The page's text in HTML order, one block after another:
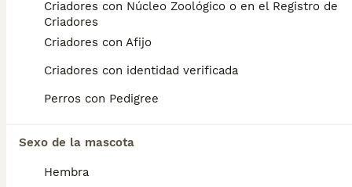
Criadores con Núcleo Zoológico o en el Registro de
Criadores
Criadores con Afijo
Criadores con identidad verificada
Perros con Pedigree
Sexo de la mascota
Hembra
es una buena mascota?
Son perritos alegres, inteligentes,
amigables, valientes y muy activos. La raza
Basset Fauve de Bretagne se lleva bien con
los niños y otras mascotas . No son perros
puerta.